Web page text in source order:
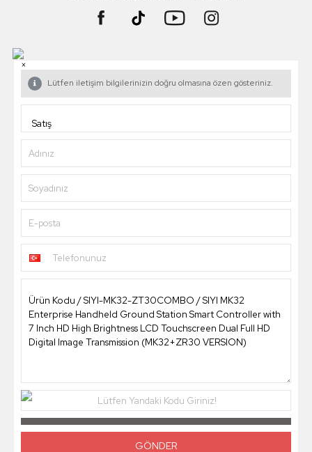
×
Lütfen iletişim bilgilerinizin doğru olmasına özen gösteriniz.
Adınız
Soyadınız
E-posta
Telefonunuz
Lütfen Yandaki Kodu Giriniz!